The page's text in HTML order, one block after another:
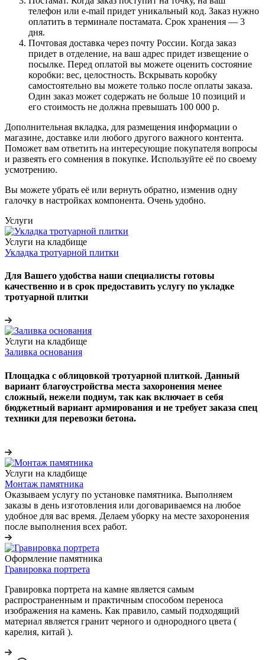
телефон или e-mail придет уникальный код. Заказ нужно
оплатить в терминале постамата. Срок хранения — 3
дня.
Почтовая доставка через почту России. Когда заказ
придет в отделение, на ваш адрес придет извещение о
посылке. Перед оплатой вы можете оценить состояние
коробки: вес, целостность. Вскрывать коробку
самостоятельно вы можете только после оплаты заказа.
Один заказ может содержать не больше 10 позиций и
его стоимость не должна превышать 100 000 р.
Дополнительная вкладка, для размещения информации о
магазине, доставке или любого другого важного контента.
Поможет вам ответить на интересующие покупателя вопросы
и развеять его сомнения в покупке. Используйте её по своему
усмотрению.
Вы можете убрать её или вернуть обратно, изменив одну
галочку в настройках компонента. Очень удобно.
Услуги
Услуги на кладбище
Укладка тротуарной плитки
Для Вашего удобства наши специалисты готовы
качественно и в срок предоставить услугу по укладке
тротуарной плитки
Услуги на кладбище
Заливка основания
Площадка с облицовкой тротуарной плиткой. Данный
вариант благоустройства места захоронения менее
сложный, нежели подиум, так как включает в себя
бюджетный вариант армирования и не требует заказа спец
техники для перевозки бетона.
Услуги на кладбище
Монтаж памятника
Оказываем услугу по установке памятника. Выполняем
заказы в день изготовления или договариваемся на любое
удобное для вас время. Делаем уборку на месте захоронения
после выполнения всех работ.
Оформление памятника
Гравировка портрета
Гравировка портрета на камне является самым
распространенным и практичным способом переноса
изображения на камень. Как правило, самый подходящий
материал является гранит черного и однородного цвета (
карелия, китай ).